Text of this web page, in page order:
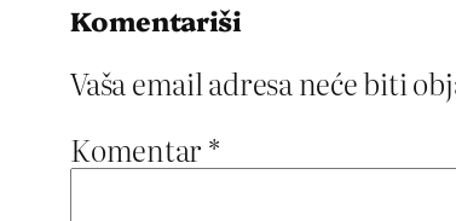
Komentariši
Vaša email adresa neće biti
Komentar *